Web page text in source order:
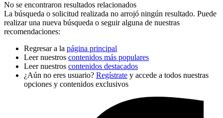
No se encontraron resultados relacionados
La búsqueda o solicitud realizada no arrojó ningún resultado. Puede
realizar una nueva búsqueda o seguir alguna de nuestras
recomendaciones:
Regresar a la página principal
Leer nuestros contenidos más populares
Leer nuestros contenidos destacados
¿Aún no eres usuario? Regístrate y accede a todos nuestras
opciones y contenidos exclusivos